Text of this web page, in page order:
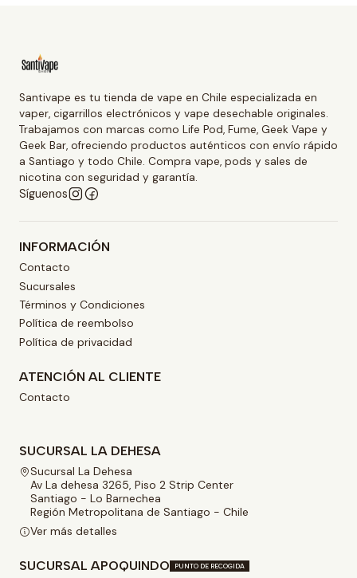
Santivape es tu tienda de vape en Chile especializada en
vaper, cigarrillos electrónicos y vape desechable originales.
Trabajamos con marcas como Life Pod, Fume, Geek Vape y
Geek Bar, ofreciendo productos auténticos con envío rápido
a Santiago y todo Chile. Compra vape, pods y sales de
nicotina con seguridad y garantía.
Síguenos
INFORMACIÓN
Contacto
Sucursales
Términos y Condiciones
Política de reembolso
Política de privacidad
ATENCIÓN AL CLIENTE
Contacto
SUCURSAL LA DEHESA
Sucursal La Dehesa
Av La dehesa 3265, Piso 2 Strip Center
Santiago - Lo Barnechea
Región Metropolitana de Santiago - Chile
Ver más detalles
SUCURSAL APOQUINDO PUNTO DE RECOGIDA